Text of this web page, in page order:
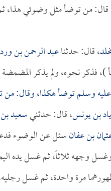
من توضأ مثل وضوئي هذا، ثم
، قال: حدثناعبد الرحمن بن
فذكر نحوه، ولم يذكر المضمضة
عليه وسلم توضأ هكذا، وقال:
بن يونس، قال: حدثنيسعيد بن
بن عفانسئل عن الوضوء فدعا
وجهه ثلاثاً، ثم غسل يده
مرة واحدة، ثم غسل